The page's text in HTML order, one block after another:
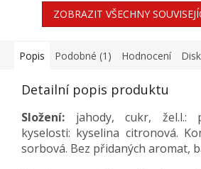
ZOBRAZIT VŠECHNY
Popis Podobné (1) Hodnocení
Detailní popis produktu
Složení: jahody, cukr, žel.l.:
kyselosti: kyselina citronová.
sorbová. Bez přidaných aromat,